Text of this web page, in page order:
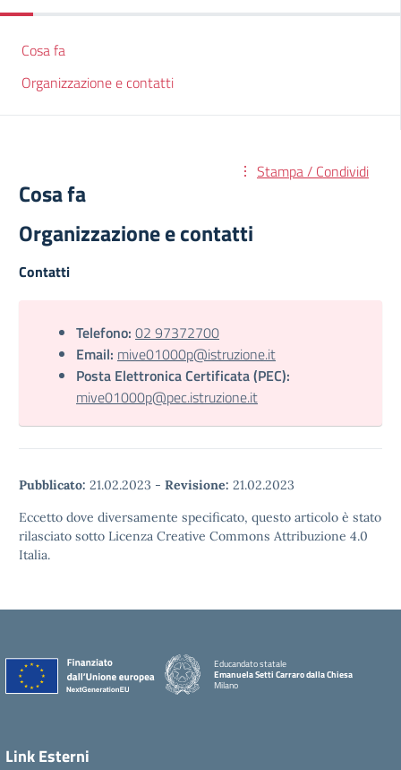
Cosa fa
Organizzazione e contatti
Stampa / Condividi
Cosa fa
Organizzazione e contatti
Contatti
Telefono: 02 97372700
Email: mive01000p@istruzione.it
Posta Elettronica Certificata (PEC):
mive01000p@pec.istruzione.it
Pubblicato: 21.02.2023 - Revisione: 21.02.2023
Eccetto dove diversamente specificato, questo articolo è stato
rilasciato sotto Licenza Creative Commons Attribuzione 4.0
Italia.
Educandato statale
Emanuela Setti Carraro dalla Chiesa
Milano
Link Esterni